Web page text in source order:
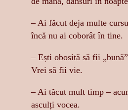
– Ai făcut deja multe
încă nu ai coborât în tine.
– Ești obosită să fii
Vrei să fii vie.
– Ai tăcut mult timp –
asculți vocea.